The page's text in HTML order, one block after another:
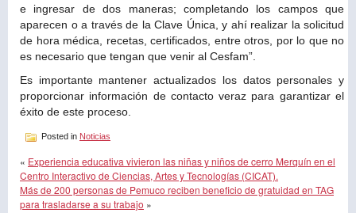
e ingresar de dos maneras; completando los campos que
aparecen o a través de la Clave Única, y ahí realizar la solicitud
de hora médica, recetas, certificados, entre otros, por lo que no
es necesario que tengan que venir al Cesfam”.
Es importante mantener actualizados los datos personales y
proporcionar información de contacto veraz para garantizar el
éxito de este proceso.
Posted in Noticias
« Experiencia educativa vivieron las niñas y niños de cerro Merquín en el
Centro Interactivo de Ciencias, Artes y Tecnologías (CICAT).
Más de 200 personas de Pemuco reciben beneficio de gratuidad en TAG
para trasladarse a su trabajo »